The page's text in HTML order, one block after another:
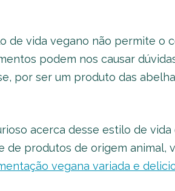
de vida vegano não permite o
podem nos causar
por ser um produto das
acerca desse estilo de
de produtos de origem animal,
vegana variada e